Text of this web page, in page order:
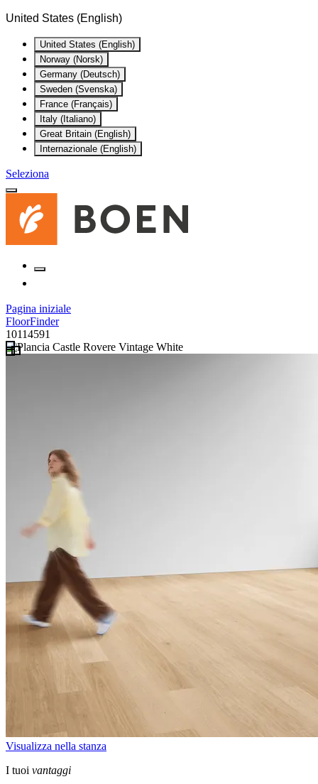
United States (English)
United States (English)
Norway (Norsk)
Germany (Deutsch)
Sweden (Svenska)
France (Français)
Italy (Italiano)
Great Britain (English)
Internazionale (English)
Seleziona
Pagina iniziale
FloorFinder
10114591
Visualizza nella stanza
I tuoi vantaggi